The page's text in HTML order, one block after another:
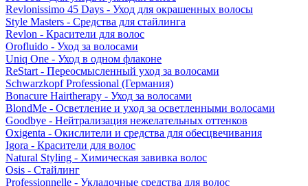
Revlonissimo 45 Days - Уход для окрашенных волосы
Style Masters - Средства для стайлинга
Revlon - Красители для волос
Orofluido - Уход за волосами
Uniq One - Уход в одном флаконе
ReStart - Переосмысленный уход за волосами
Schwarzkopf Professional (Германия)
Bonacure Hairtherapy - Уход за волосами
BlondMe - Осветление и уход за осветленными волосами
Goodbye - Нейтрализация нежелательных оттенков
Oxigenta - Окислители и средства для обесцвечивания
Igora - Красители для волос
Natural Styling - Химическая завивка волос
Osis - Стайлинг
Professionnelle - Укладочные средства для волос